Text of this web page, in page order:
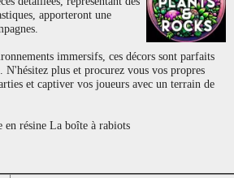
apporteront une
immersifs, ces décors sont parfaits
plus et procurez vous vos propres
et captiver vos joueurs avec un terrain de
résine La boîte à rabiots